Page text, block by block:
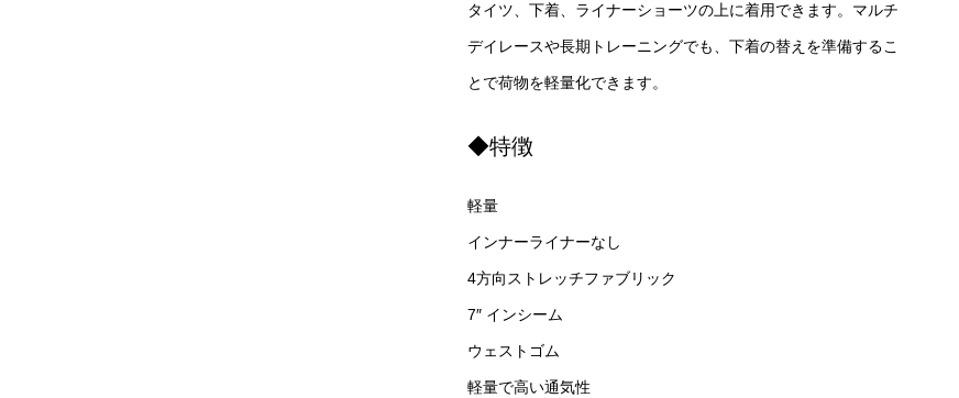
タイツ、下着、ライナーショーツの上に着用できます。マルチ
デイレースや長期トレーニングでも、下着の替えを準備するこ
とで荷物を軽量化できます。
◆特徴
軽量
インナーライナーなし
4方向ストレッチファブリック
7″ インシーム
ウェストゴム
軽量で高い通気性